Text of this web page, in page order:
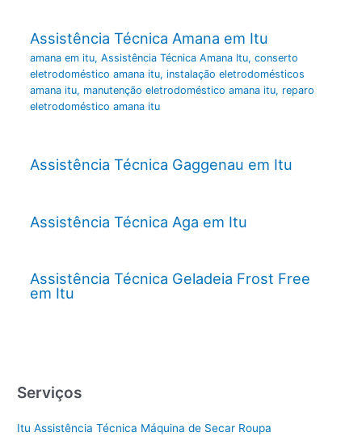
Assistência Técnica Amana em Itu
amana em itu, Assistência Técnica Amana Itu, conserto
eletrodoméstico amana itu, instalação eletrodomésticos
amana itu, manutenção eletrodoméstico amana itu, reparo
eletrodoméstico amana itu
Assistência Técnica Gaggenau em Itu
Assistência Técnica Aga em Itu
Assistência Técnica Geladeia Frost Free
em Itu
Serviços
Itu Assistência Técnica Máquina de Secar Roupa